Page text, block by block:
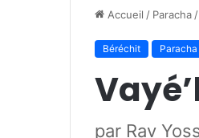
Accueil / Paracha /
Béréchit Paracha
par Rav